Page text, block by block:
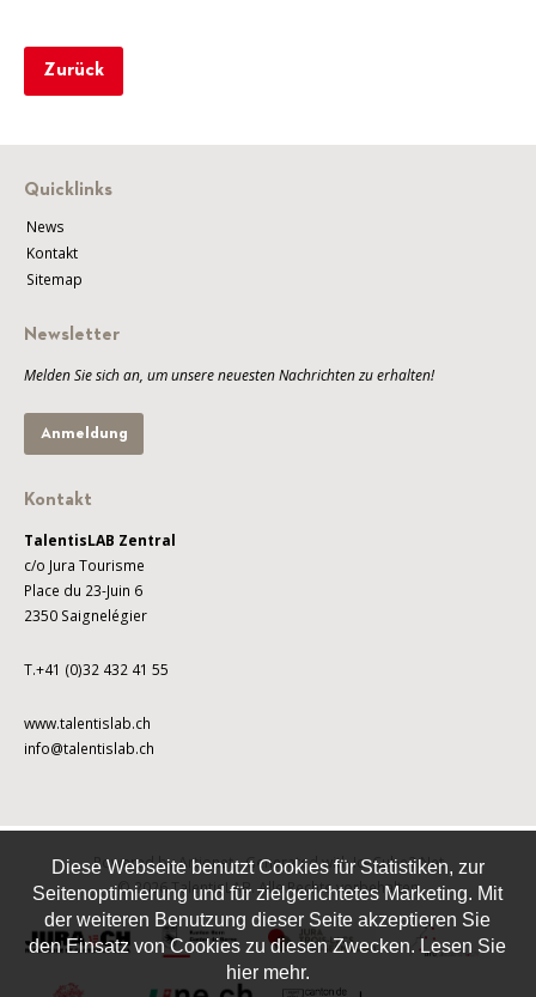
Zurück
Quicklinks
News
Kontakt
Sitemap
Newsletter
Melden Sie sich an, um unsere neuesten Nachrichten zu erhalten!
Anmeldung
Kontakt
TalentisLAB Zentral
c/o Jura Tourisme
Place du 23-Juin 6
2350 Saignelégier
T.+41 (0)32 432 41 55
www.talentislab.ch
info@talentislab.ch
Powered by Artionet-Generated with IceCube2.Net
© 2026 TalentisLAB. Alle Rechte vorbehalten
Diese Webseite benutzt Cookies für Statistiken, zur
Seitenoptimierung und für zielgerichtetes Marketing. Mit
der weiteren Benutzung dieser Seite akzeptieren Sie
den Einsatz von Cookies zu diesen Zwecken. Lesen Sie
hier mehr.